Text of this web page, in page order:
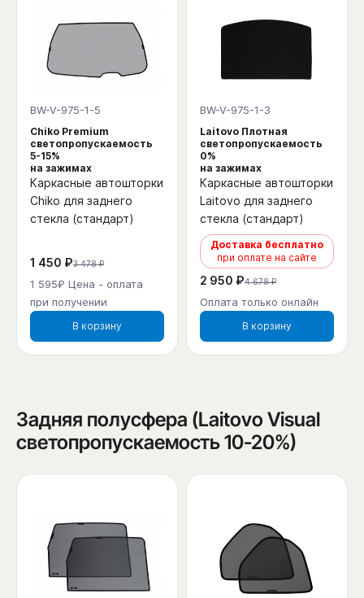
BW-V-975-1-5
Chiko Premium
светопропускаемость
5-15%
на зажимах
Каркасные автошторки
Chiko для заднего
стекла (стандарт)
1 450 ₽3 478 ₽
1 595₽ Цена - оплата
при получении
В корзину
BW-V-975-1-3
Laitovo Плотная
светопропускаемость
0%
на зажимах
Каркасные автошторки
Laitovo для заднего
стекла (стандарт)
Доставка бесплатно
при оплате на сайте
2 950 ₽4 678 ₽
Оплата только онлайн
В корзину
Задняя полусфера (Laitovo Visual
светопропускаемость 10-20%)